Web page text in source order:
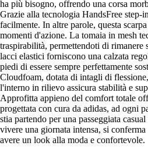
ha più bisogno, offrendo una corsa
Grazie alla tecnologia HandsFree step-
facilmente. In altre parole, questa
momenti d'azione. La tomaia in mesh
traspirabilità, permettendoti di rimanere
lacci elastici forniscono una calzata
piedi di essere sempre perfettamente
Cloudfoam, dotata di intagli di
l'interno in rilievo assicura stabilità e
Approfitta appieno del comfort totale
progettata con cura da adidas, ad ogni
stia partendo per una passeggiata
vivere una giornata intensa, si
avere un look alla moda e confortevole.